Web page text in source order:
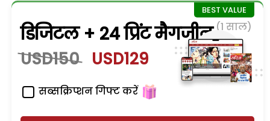
डिजिटल + 24 प्रिंट मैगजीन (1 साल)
USD150 USD129
सब्सक्रिप्शन गिफ्ट करें